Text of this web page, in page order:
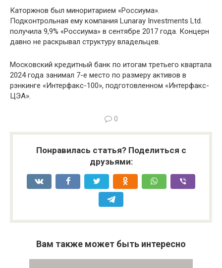
Каторжнов был миноритарием «Россиума».
Подконтрольная ему компания Lunaray Investments Ltd.
получила 9,9% «Россиума» в сентябре 2017 года. Концерн
давно не раскрывал структуру владельцев.
Московский кредитный банк по итогам третьего квартала
2024 года занимал 7-е место по размеру активов в
рэнкинге «Интерфакс-100», подготовленном «Интерфакс-
ЦЭА».
0
Понравилась статья? Поделиться с
друзьями:
Вам также может быть интересно